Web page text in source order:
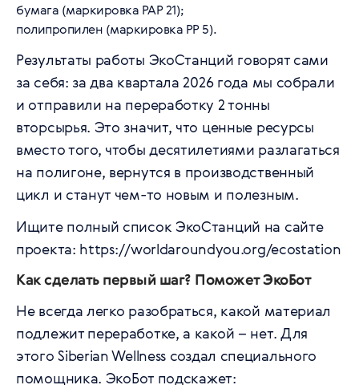
бумага (маркировка РАР 21);
полипропилен (маркировка PP 5).
Результаты работы ЭкоСтанций говорят сами
за себя: за два квартала 2026 года мы собрали
и отправили на переработку 2 тонны
вторсырья. Это значит, что ценные ресурсы
вместо того, чтобы десятилетиями разлагаться
на полигоне, вернутся в производственный
цикл и станут чем-то новым и полезным.
Ищите полный список ЭкоСтанций на сайте
проекта: https://worldaroundyou.org/ecostation
Как сделать первый шаг? Поможет ЭкоБот
Не всегда легко разобраться, какой материал
подлежит переработке, а какой – нет. Для
этого Siberian Wellness создал специального
помощника. ЭкоБотподскажет: